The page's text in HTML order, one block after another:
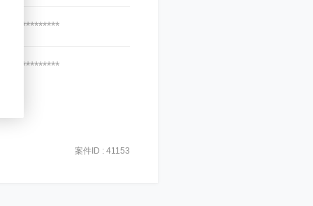
案件ID : 41153